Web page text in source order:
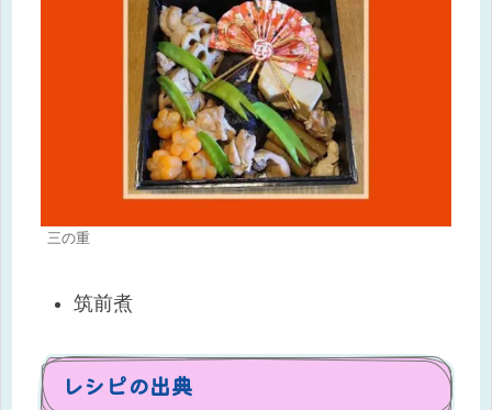
三の重
筑前煮
レシピの出典